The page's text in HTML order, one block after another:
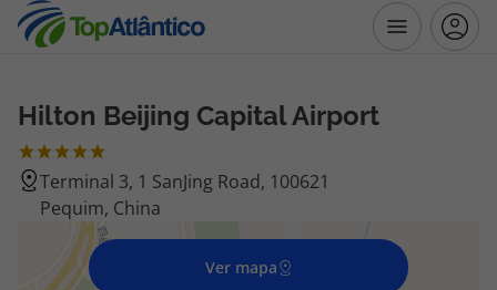
Destinos
Voos
Hotéis
Hilton Beijing Capital Airport
Terminal 3, 1 SanJing Road, 100621
Pequim, China
Ver mapa